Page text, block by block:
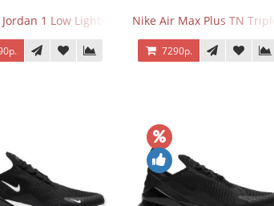
1 Low Light Smoke GreyNike Air Max Plus TN
7290р.